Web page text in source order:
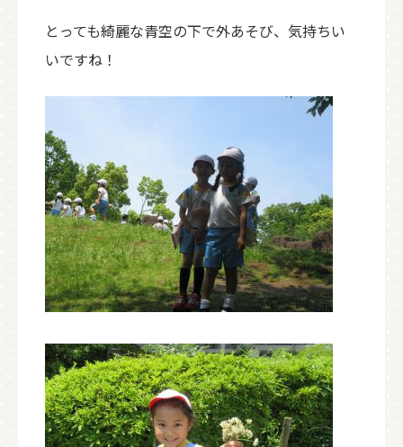
とっても綺麗な青空の下で外あそび、気持ちい
いですね！